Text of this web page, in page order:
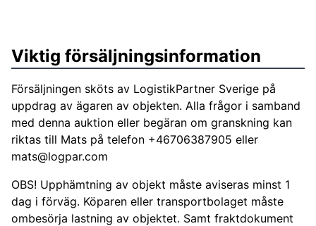
Viktig försäljningsinformation
Försäljningen sköts av LogistikPartner Sverige på
uppdrag av ägaren av objekten. Alla frågor i samband
med denna auktion eller begäran om granskning kan
riktas till Mats på telefon +46706387905 eller
mats@logpar.com
OBS! Upphämtning av objekt måste aviseras minst 1
dag i förväg. Köparen eller transportbolaget måste
ombesörja lastning av objektet. Samt fraktdokument